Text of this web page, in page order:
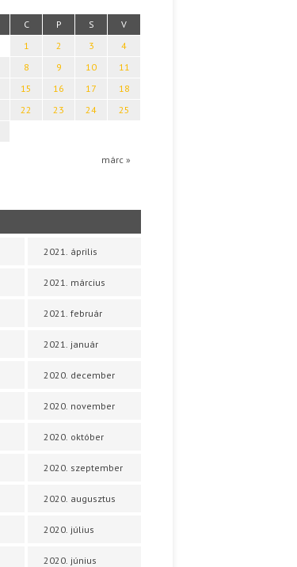
C P S V
márc »
1 2 3
4
8 9 10
11
15 16 17
18
22 23 24
25
2021. április
2021. március
2021. február
2021. január
2020. december
2020. november
2020. október
2020. szeptember
2020. augusztus
2020. július
2020. június